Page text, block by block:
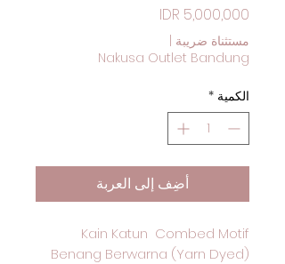
مستثناة ضريبة
Nakusa Outlet Bandung
الكمية *
أضِف إلى العربة
Kain Katun Combed Motif
Benang Berwarna (Yarn Dyed)